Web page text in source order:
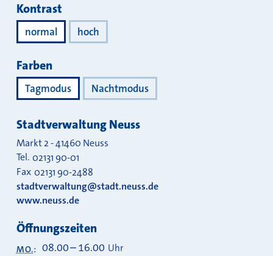
Kontrast
normal hoch
Farben
Tagmodus Nachtmodus
Stadtverwaltung Neuss
Markt 2-41460 Neuss
Tel. 02131 90-01
Fax 02131 90-2488
stadtverwaltung@stadt.neuss.de
www.neuss.de
Öffnungszeiten
MO.: 08.00–16.00 Uhr